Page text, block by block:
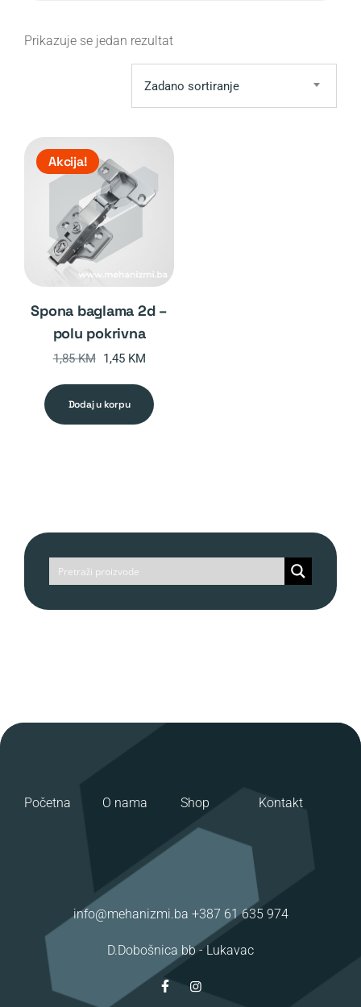
Prikazuje se jedan rezultat
Zadano sortiranje
Akcija!
spona baglama 2d –
polu pokrivna
1,85KM Original
1,85 KM.
1,45 KMCurrent
is:
1,45 KM.
dodaj u korpu
Početna O nama Shop Kontakt
info@mehanizmi.ba +387 61 635 974
D.Dobošnica bb - Lukavac